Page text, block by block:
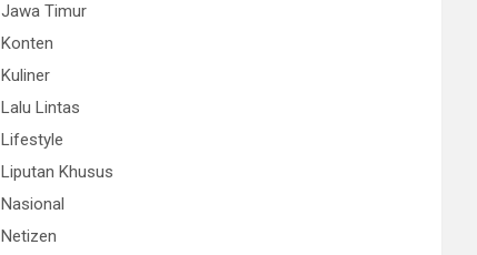
Jawa Timur
Konten
Kuliner
Lalu Lintas
Lifestyle
Liputan Khusus
Nasional
Netizen